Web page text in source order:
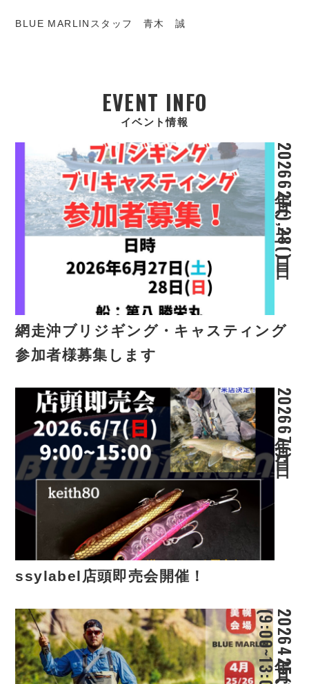
BLUE MARLINスタッフ 青木 誠
EVENT INFO
イベント情報
2026年6月27(土),28日(日)
網走沖ブリジギング・キャスティング
参加者様募集します
2026年6月7日(日)
ssylabel店頭即売会開催！